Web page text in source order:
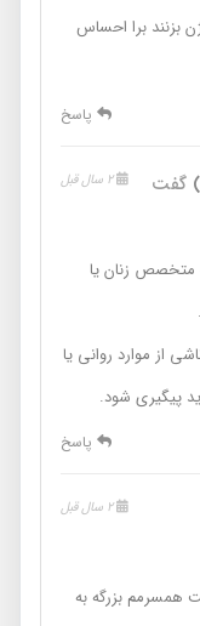
برا احساس
پاسخ
زنان یا
روانی یا
شود.
پاسخ
بزرگه به